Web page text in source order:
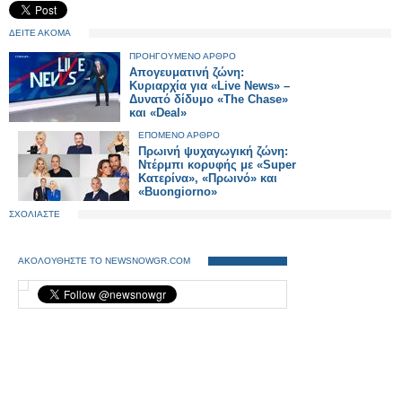
ΔΕΙΤΕ ΑΚΟΜΑ
ΠΡΟΗΓΟΥΜΕΝΟ ΑΡΘΡΟ
Απογευματινή ζώνη:
Κυριαρχία για «Live News» –
Δυνατό δίδυμο «The Chase»
και «Deal»
ΕΠΟΜΕΝΟ ΑΡΘΡΟ
Πρωινή ψυχαγωγική ζώνη:
Ντέρμπι κορυφής με «Super
Κατερίνα», «Πρωινό» και
«Buongiorno»
ΣΧΟΛΙΑΣΤΕ
ΑΚΟΛΟΥΘΗΣΤΕ ΤΟ NEWSNOWGR.COM